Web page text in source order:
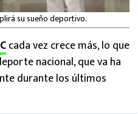
su sueño deportivo.
cada vez crece más, lo que
nacional, que va ha
durante los últimos